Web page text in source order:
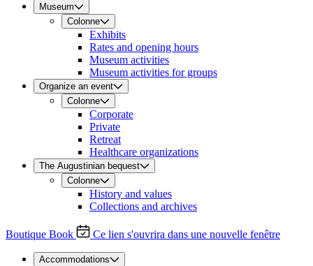
Museum
Colonne
Exhibits
Rates and opening hours
Museum activities
Museum activities for groups
Organize an event
Colonne
Corporate
Private
Retreat
Healthcare organizations
The Augustinian bequest
Colonne
History and values
Collections and archives
Boutique Book Ce lien s'ouvrira dans une nouvelle fenêtre
Accommodations